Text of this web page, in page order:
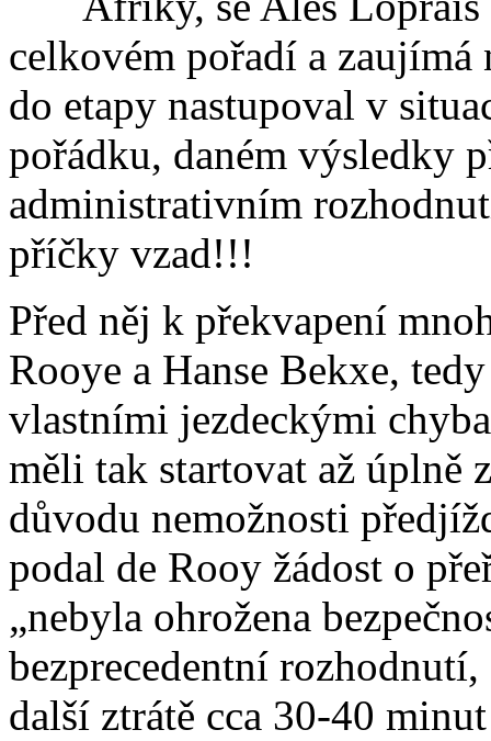
celkovém pořadí a
do etapy nastupoval v
pořádku, daném výsledky
administrativním
příčky vzad!!!
Před něj k překvapení
Rooye a Hanse Bekxe,
vlastními jezdeckými
měli tak startovat až úplně
důvodu nemožnosti
podal de Rooy žádost o
„nebyla ohrožena
bezprecedentní
další ztrátě cca 30-40